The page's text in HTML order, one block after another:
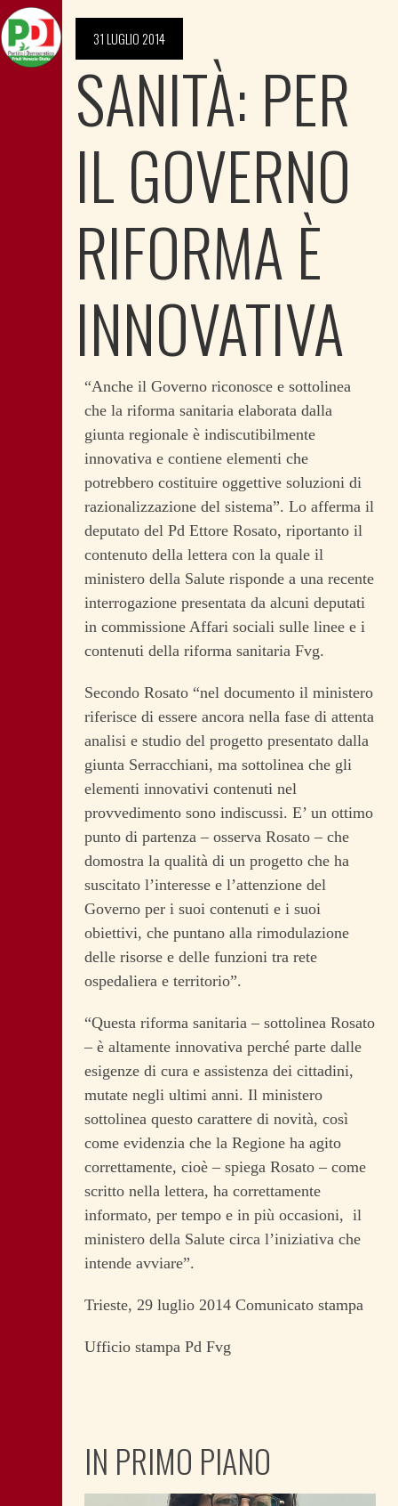
31 LUGLIO 2014
SANITÀ: PER
IL GOVERNO
RIFORMA È
INNOVATIVA
“Anche il Governo riconosce e sottolinea
che la riforma sanitaria elaborata dalla
giunta regionale è indiscutibilmente
innovativa e contiene elementi che
potrebbero costituire oggettive soluzioni di
razionalizzazione del sistema”. Lo afferma il
deputato del Pd Ettore Rosato, riportanto il
contenuto della lettera con la quale il
ministero della Salute risponde a una recente
interrogazione presentata da alcuni deputati
in commissione Affari sociali sulle linee e i
contenuti della riforma sanitaria Fvg.
Secondo Rosato “nel documento il ministero
riferisce di essere ancora nella fase di attenta
analisi e studio del progetto presentato dalla
giunta Serracchiani, ma sottolinea che gli
elementi innovativi contenuti nel
provvedimento sono indiscussi. E’ un ottimo
punto di partenza – osserva Rosato – che
domostra la qualità di un progetto che ha
suscitato l’interesse e l’attenzione del
Governo per i suoi contenuti e i suoi
obiettivi, che puntano alla rimodulazione
delle risorse e delle funzioni tra rete
ospedaliera e territorio”.
“Questa riforma sanitaria – sottolinea Rosato
– è altamente innovativa perché parte dalle
esigenze di cura e assistenza dei cittadini,
mutate negli ultimi anni. Il ministero
sottolinea questo carattere di novità, così
come evidenzia che la Regione ha agito
correttamente, cioè – spiega Rosato – come
scritto nella lettera, ha correttamente
informato, per tempo e in più occasioni, il
ministero della Salute circa l’iniziativa che
intende avviare”.
Trieste, 29 luglio 2014 Comunicato stampa
Ufficio stampa Pd Fvg
IN PRIMO PIANO